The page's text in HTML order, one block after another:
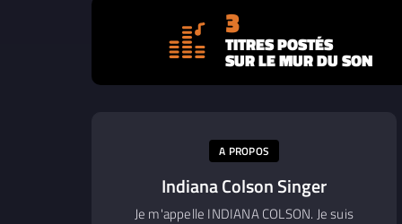
3
TITRES POSTÉS
SUR LE MUR DU SON
A PROPOS
Indiana Colson Singer
Je m'appelle INDIANA COLSON. Je suis